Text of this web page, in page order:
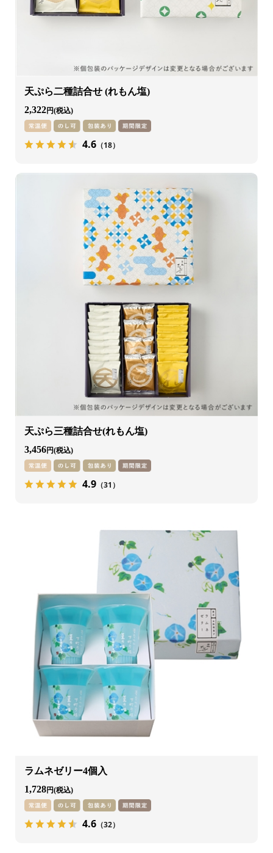
天ぷら二種詰合せ (れもん塩)
2,322円
4.6 （18）
天ぷら三種詰合せ(れもん塩)
3,456円
4.9 （31）
ラムネゼリー4個入
1,728円
4.6 （32）